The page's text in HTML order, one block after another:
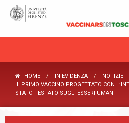
HOME IN EVIDENZA
NOTIZIE
IL PRIMO VACCINO PROGETTATO CON
STATO TESTATO SUGLI ESSERI UMANI